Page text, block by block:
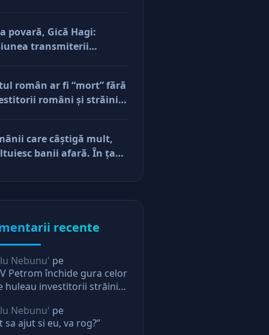
povară, Gică Hagi:
transmiterii
vor să-și lase moştenire
român ar fi “mort” fără
români şi străini.
diferenţa între cine îl
în viaţă şi cine i-a făcut
care câştigă mult,
banii afară. În ţară
recente
Nebunu' pe
Petrom închide gura celor
huleau investitorii străini.
Nebunu' pe
sa ajut si eu, va rog?”